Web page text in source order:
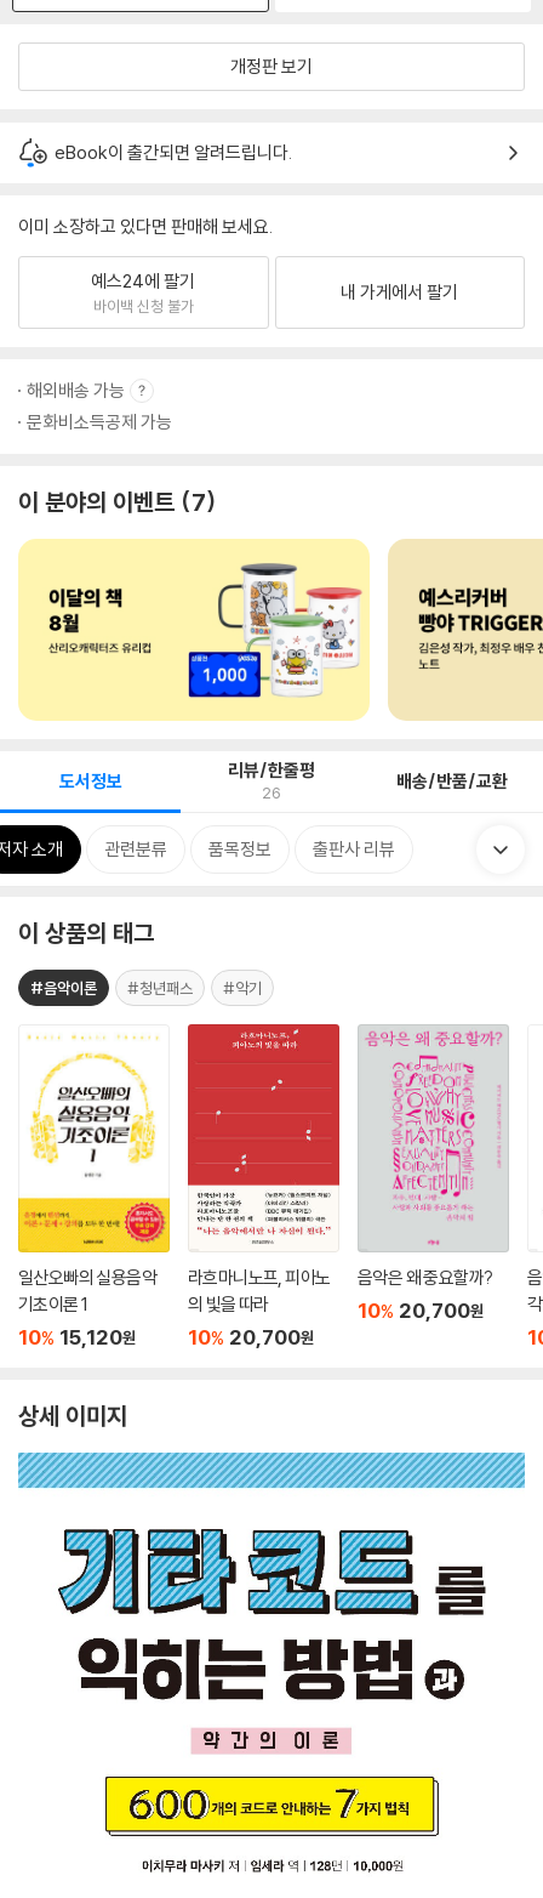
개정판 보기
eBook이 출간되면 알려드립니다.
이미 소장하고 있다면 판매해 보세요.
예스24에 팔기
바이백 신청 불가
내 가게에서 팔기
해외배송 가능
문화비소득공제 가능
이 분야의 이벤트 7
도서정보 리뷰/한줄평
26 배송/반품/교환
자 소개 관련분류 품목정보 출판사 리뷰
이 상품의 태그
#음악이론 #청년패스 #악기
일산오빠의 실용음악
기초이론 1
10% 15,120원
라흐마니노프, 피아노
의 빛을 따라
10% 20,700원
음악은 왜 중요할까?
10% 20,700원
각
상세 이미지